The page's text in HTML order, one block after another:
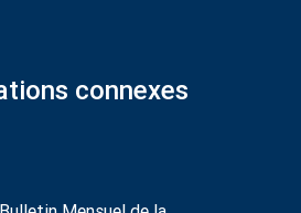
connexes